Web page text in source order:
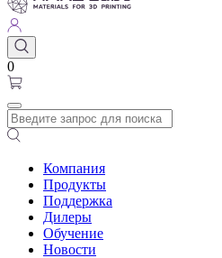
0
Компания
Продукты
Поддержка
Дилеры
Обучение
Новости